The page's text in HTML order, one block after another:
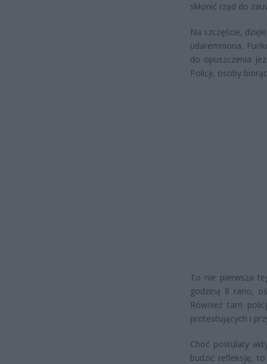
skłonić rząd do
Na szczęście,
udaremniona.
do opuszczenia
Policji, osoby
To nie pierwsza
godziną 8 rano,
Również tam
protestujących i
Choć postulaty
budzić refleksję,